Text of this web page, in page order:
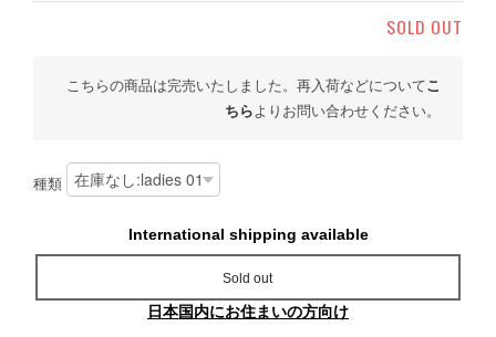
SOLD OUT
こちらの商品は完売いたしました。再入荷などについてこ
ちらよりお問い合わせください。
種類
International shipping available
Sold out
日本国内にお住まいの方向け